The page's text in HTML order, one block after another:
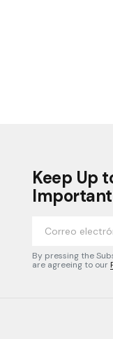
Keep Up
By pressing the
are agreeing to our